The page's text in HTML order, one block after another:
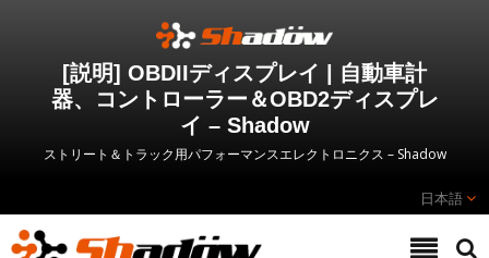
[説明] OBDIIディスプレイ | 自動車計
器、コントローラー＆OBD2ディスプレ
イ – Shadow
ストリート＆トラック用パフォーマンスエレクトロニクス – Shadow
日本語